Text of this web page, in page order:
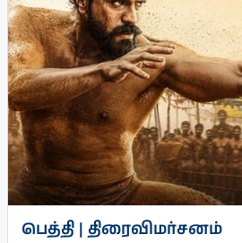
பெத்தி | திரைவிமர்சனம்